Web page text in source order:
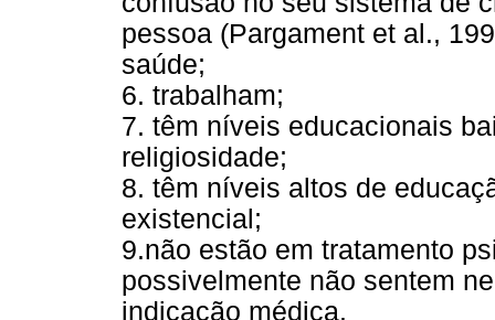
pessoa (Pargament et al.,
saúde;
6. trabalham;
7. têm níveis educacionais
religiosidade;
8. têm níveis altos de
existencial;
9.não estão em tratamento
possivelmente não sentem
indicação médica.